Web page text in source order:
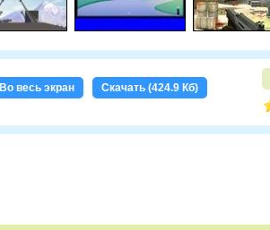
Во весь экран Скачать (424.9 Кб)